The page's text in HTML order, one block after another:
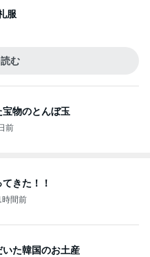
服
む
物のとんぼ玉
前
きた！！
時間前
た韓国のお土産